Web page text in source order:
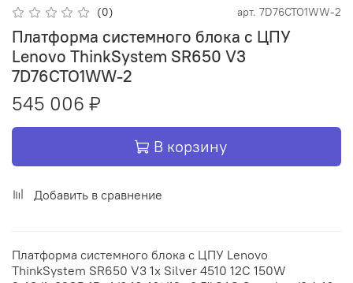
(0) арт. 7D76CTO1WW-2
Платформа системного блока с ЦПУ
Lenovo ThinkSystem SR650 V3
7D76CTO1WW-2
545 006 ₽
В корзину
Добавить в сравнение
Платформа системного блока с ЦПУ Lenovo
ThinkSystem SR650 V3 1x Silver 4510 12C 150W